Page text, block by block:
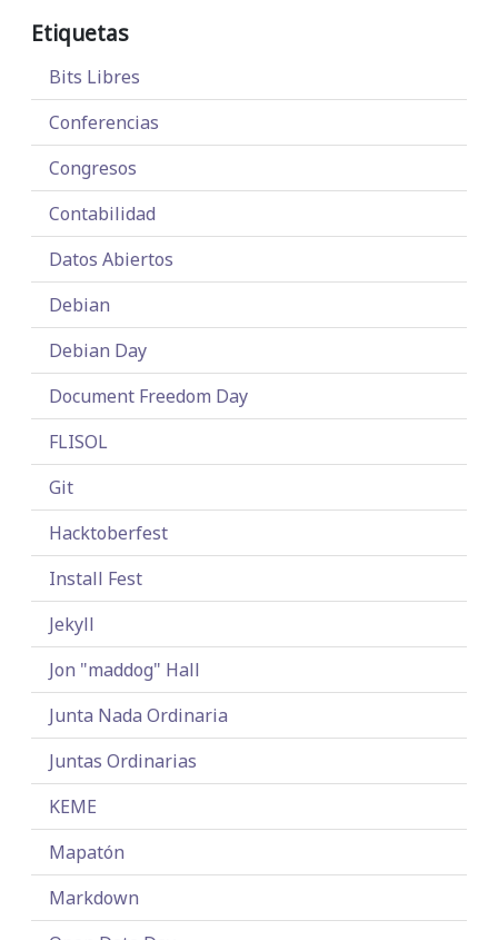
Etiquetas
Bits Libres
Conferencias
Congresos
Contabilidad
Datos Abiertos
Debian
Debian Day
Document Freedom Day
FLISOL
Git
Hacktoberfest
Install Fest
Jekyll
Jon "maddog" Hall
Junta Nada Ordinaria
Juntas Ordinarias
KEME
Mapatón
Markdown